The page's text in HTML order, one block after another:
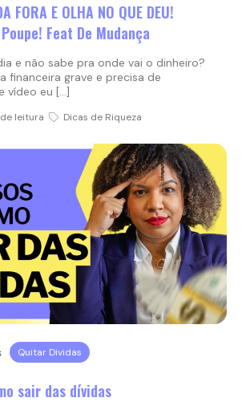
FORA E OLHA NO QUE DEU!
Feat De Mudança
e não sabe pra onde vai o dinheiro?
financeira grave e precisa de
vídeo eu […]
de leitura Dicas de Riqueza
Quitar Dividas
sair das dívidas